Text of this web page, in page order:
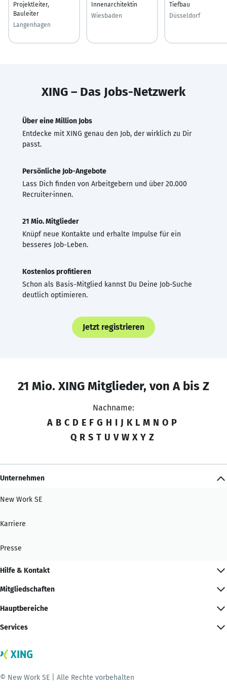
Projektleiter,
Bauleiter
Langenhagen
Innenarchitektin
Wiesbaden
Tiefbau
Düsseldorf
XING – Das Jobs-Netzwerk
Über eine Million Jobs
Entdecke mit XING genau den Job, der wirklich zu Dir
passt.
Persönliche Job-Angebote
Lass Dich finden von Arbeitgebern und über 20.000
Recruiter·innen.
21 Mio. Mitglieder
Knüpf neue Kontakte und erhalte Impulse für ein
besseres Job-Leben.
Kostenlos profitieren
Schon als Basis-Mitglied kannst Du Deine Job-Suche
deutlich optimieren.
Jetzt registrieren
21 Mio. XING Mitglieder, von A bis Z
Nachname:
A B C D E F G H I J K L M N O P
Q R S T U V W X Y Z
Unternehmen
New Work SE
Karriere
Presse
Hilfe & Kontakt
Mitgliedschaften
Hauptbereiche
Services
© New Work SE | Alle Rechte vorbehalten